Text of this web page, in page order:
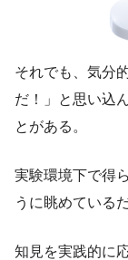
それでも、気分
だ！」と思い込
とがある。
実験環境下で得
うに眺めている
知見を実践的に